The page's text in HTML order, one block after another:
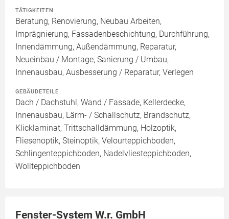
TÄTIGKEITEN
Beratung, Renovierung, Neubau Arbeiten,
Imprägnierung, Fassadenbeschichtung, Durchführung,
Innendämmung, Außendämmung, Reparatur,
Neueinbau / Montage, Sanierung / Umbau,
Innenausbau, Ausbesserung / Reparatur, Verlegen
GEBÄUDETEILE
Dach / Dachstuhl, Wand / Fassade, Kellerdecke,
Innenausbau, Lärm- / Schallschutz, Brandschutz,
Klicklaminat, Trittschalldämmung, Holzoptik,
Fliesenoptik, Steinoptik, Velourteppichboden,
Schlingenteppichboden, Nadelvliesteppichboden,
Wollteppichboden
Fenster-System W.r. GmbH